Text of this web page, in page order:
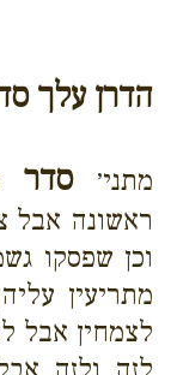
הדרן עלך
מתני׳סדר
ראשונה אבל
וכן שפסקו
מתריעין
לצמחין אבל